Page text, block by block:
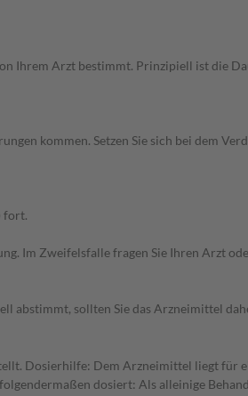
Ihrem Arzt bestimmt. Prinzipiell ist die
kommen. Setzen Sie sich bei dem
fort.
Im Zweifelsfalle fragen Sie Ihren Arzt
abstimmt, sollten Sie das Arzneimittel
Dosierhilfe: Dem Arzneimittel liegt für
dosiert: Als alleinige